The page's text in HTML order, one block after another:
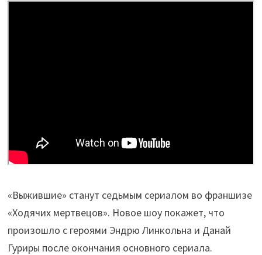
«Выжившие» станут седьмым сериалом во франшизе
«Ходячих мертвецов». Новое шоу покажет, что
произошло с героями Эндрю Линкольна и Данай
Гуриры после окончания основного сериала.